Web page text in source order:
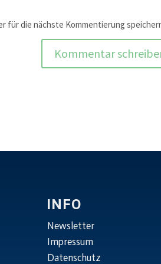
für die nächste Kommentierung
INFO
Newsletter
Impressum
Datenschutz